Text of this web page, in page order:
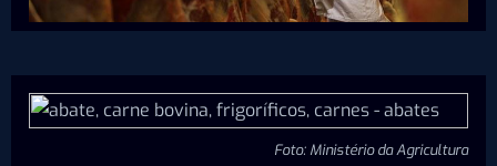
Foto: Ministério da Agricultura